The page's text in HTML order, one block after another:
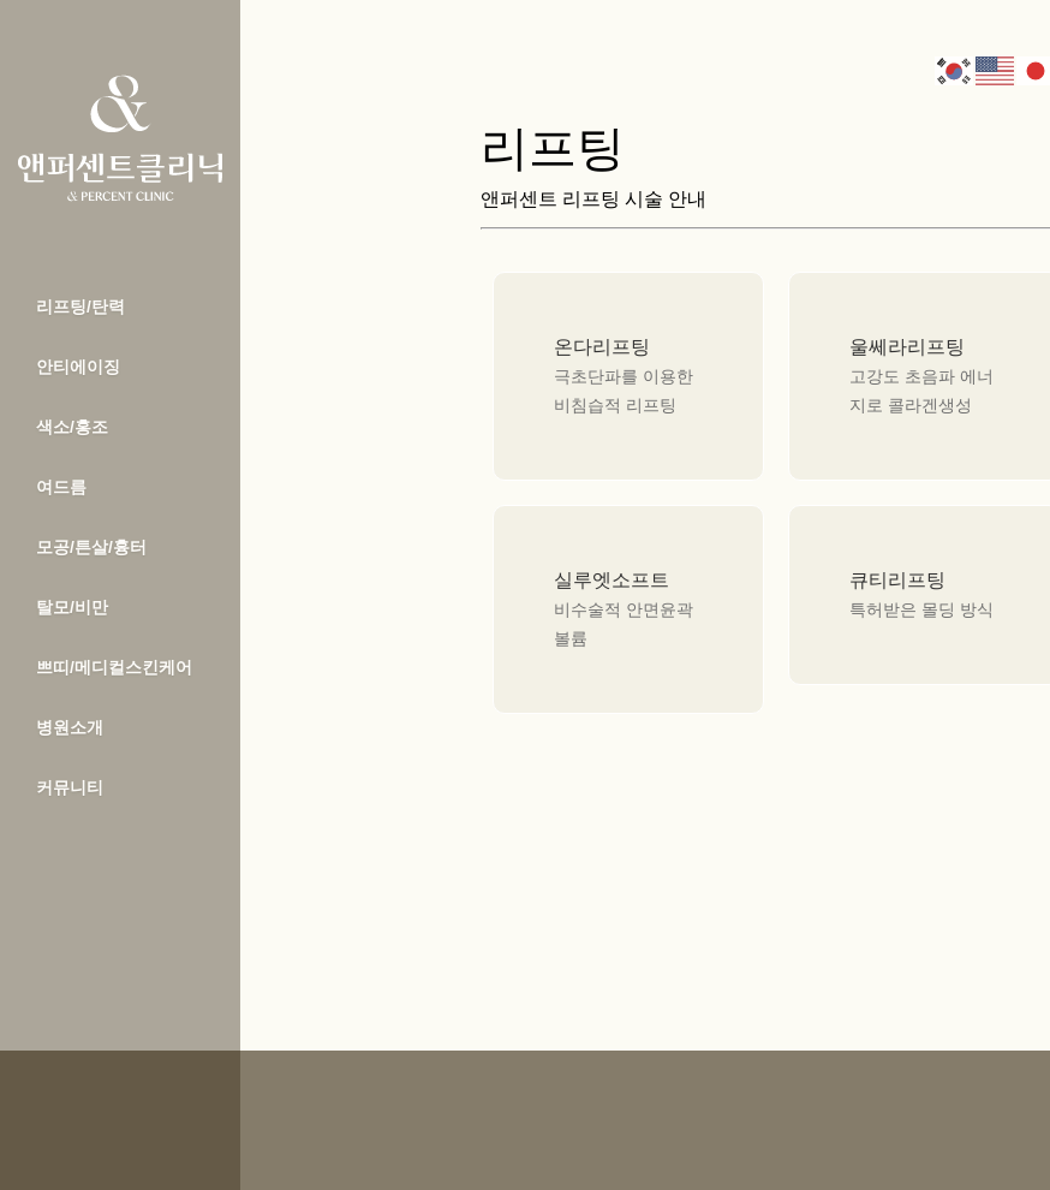
리프팅/탄력
안티에이징
색소/홍조
여드름
모공/튼살/흉터
탈모/비만
쁘띠/메디컬스킨케어
병원소개
커뮤니티
리프팅
앤퍼센트 리프팅 시술 안내
온다리프팅
극초단파를 이용한
비침습적 리프팅
울쎄라리프팅
고강도 초음파 에너
지로 콜라겐생성
실루엣소프트
비수술적 안면윤곽
볼륨
큐티리프팅
특허받은 몰딩 방식